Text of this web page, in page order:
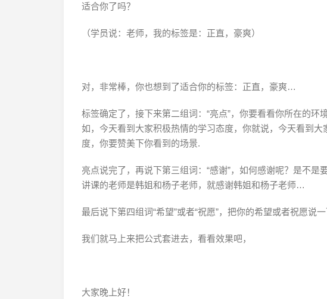
适合你了吗？
（学员说：老师，我的标签是：正直，豪爽）
对，非常棒，你也想到了适合你的标签：正直，豪爽…
标签确定了，接下来第二组词：“亮点”，你要看看你所在的
如，今天看到大家积极热情的学习态度，你就说，今天看到
度，你要赞美下你看到的场景.
亮点说完了，再说下第三组词：“感谢”，如何感谢呢？是不
讲课的老师是韩姐和杨子老师，就感谢韩姐和杨子老师…
最后说下第四组词“希望”或者“祝愿”，把你的希望或者祝愿说
我们就马上来把公式套进去，看看效果吧，
大家晚上好！